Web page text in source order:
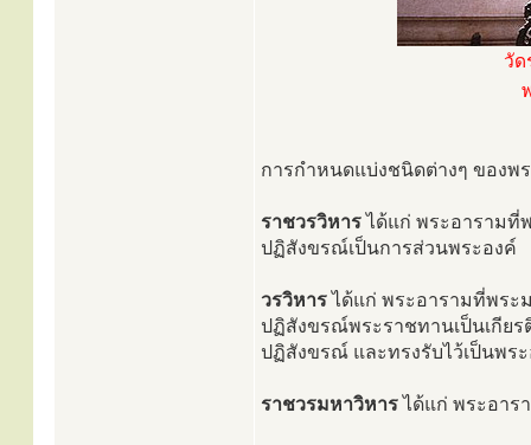
วัด
การกำหนดแบ่งชนิดต่างๆ ของ
ราชวรวิหารได้แก่ พระอารามที่
ปฏิสังขรณ์เป็นการส่วนพระองค์
วรวิหารได้แก่ พระอารามที่พระ
ปฏิสังขรณ์พระราชทานเป็นเกีย
ปฏิสังขรณ์ และทรงรับไว้เป็นพระ
ราชวรมหาวิหารได้แก่ พระอาร